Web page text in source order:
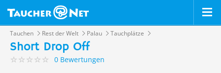
Tauchen Rest der Welt Palau Tauchplätze
Short Drop Off
0 Bewertungen